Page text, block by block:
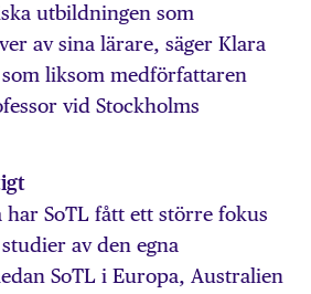
utbildningen som
av sina lärare, säger Klara
liksom medförfattaren
vid Stockholms
har SoTL fått ett större fokus
av den egna
SoTL i Europa, Australien